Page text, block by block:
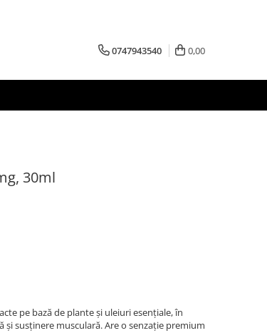
0747943540 0,00
30ml
pe bază de plante și uleiuri esențiale, în
susținere musculară. Are o senzație premium